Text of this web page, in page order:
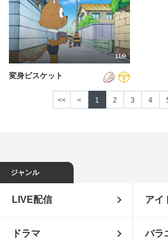
11分
変身ビスケット
<< < 1 2 3 4
ジャンル
LIVE配信 アイ
ドラマ バラ